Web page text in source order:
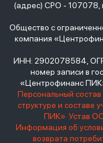
(адрес) СРО - 107078,
Общество с
компания
ИНН: 2902078584,
номер записи в
«Центрофинанс
Персональный
структуре и
ПИК» Устав
Информация об
возврата